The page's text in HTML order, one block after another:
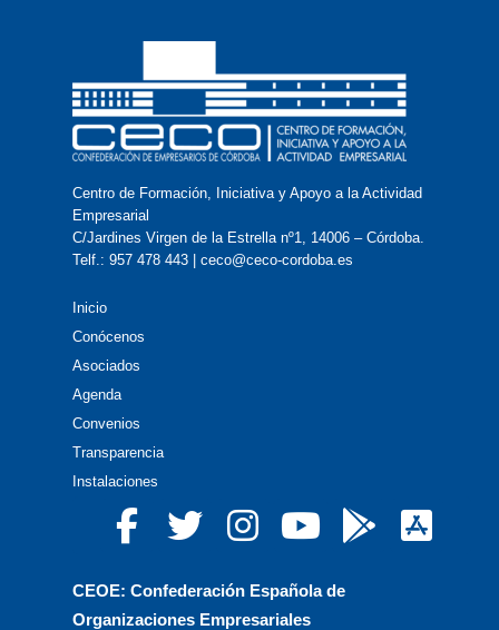
Centro de Formación, Iniciativa y Apoyo a la Actividad
Empresarial
C/Jardines Virgen de la Estrella nº1, 14006 – Córdoba.
Telf.: 957 478 443 | ceco@ceco-cordoba.es
Inicio
Conócenos
Asociados
Agenda
Convenios
Transparencia
Instalaciones
CEOE: Confederación Española de
Organizaciones Empresariales